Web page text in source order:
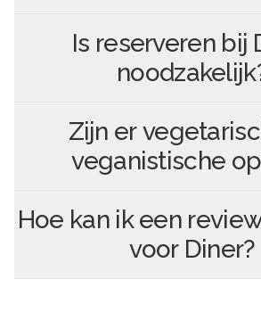
Is reserveren bij
Zijn er
veganistische
Hoe kan ik een
voor Diner?